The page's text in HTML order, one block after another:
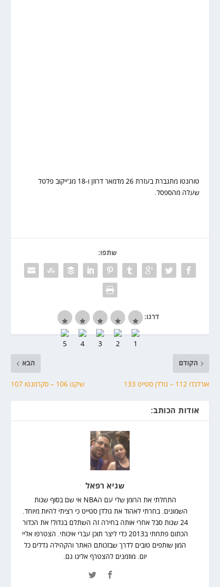
טורונטו מתגברת בעזרת 26 מדמאר דרוזן ו-18 מג'ייקוב פלטל
שעלה מהספסל.
שתפו:
דרגו:
הקודם
אורלנדו 112 – גולדן סטייט 133
הבא
שיקגו 106 – סקרמנטו 107
אודות הכותב:
שגיא רפאל
התחלתי את הרומן שלי עם הNBA אי שם בסוף שנות
השמונים. בחרתי לאהוד את גולדן סטייט כי רציתי להיות מיוחד.
24 שנות סבל אחרי אותה בחירה זה השתלם בגדול! את הכדור
הכתום פתחתי ב2013 כדי ליצר תוכן עברי איכותי. הצטרפו אליי
המון שותפים טובים לדרך שבזכותם האתר והקהילה גדלים כל
יום. מוזמנים להצטרף אלינו גם.